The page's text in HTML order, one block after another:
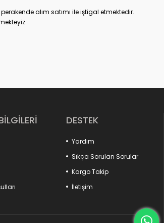
alım satımı ile iştigal etmektedir.
tüm ürünleri , onların ihtiyaçları ve
ettikleri konforu modern çizgilerle
DESTEK
Yardım
Sıkça Sorulan Sorular
Kargo Takip
İletişim